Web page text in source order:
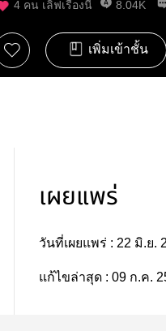
4 คน เลิฟเรื่องนี้ 8.04K
เพิ่มเข้าชั้น
เผยแพร่
วันที่เผยแพร่ : 22 มิ.ย.
แก้ไขล่าสุด : 09 ก.ค.